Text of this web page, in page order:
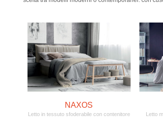
NAXOS
Letto in tessuto sfoderabile con contenitore
Letto